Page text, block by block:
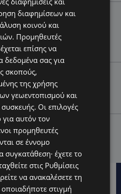
Τον κατέγραψε η κάμερα να
–Έλειπε στο εξωτερικό
«Αύριο μπορεί να είναι
ΚΑΙ ΤΟ ΕΔΙΜΒΟΥΡΓΟ: Η
δική της σελίδα στη διεθνή
– Έκκληση της
του
διαφημίσεων και
κοινού και
Προμηθευτές
επίσης να
δεδομένα σας για
σκοπούς,
της χρήσης
γεωεντοπισμού και
Οι επιλογές
αυτόν τον
προμηθευτές
σε έννομο
συγκατάθεση· έχετε το
στις Ρυθμίσεις
να ανακαλέσετε τη
στιγμή